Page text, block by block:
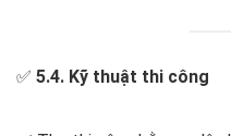
✅ 5.4. Kỹ thuật thi công